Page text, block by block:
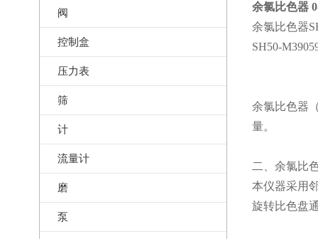
阀
控制盒
压力表
筛
计
流量计
磨
泵
余氯比色器
余氯比色器
SH50-
余氯比色器
量。
二、余氯比
本仪器采用
旋转比色盘